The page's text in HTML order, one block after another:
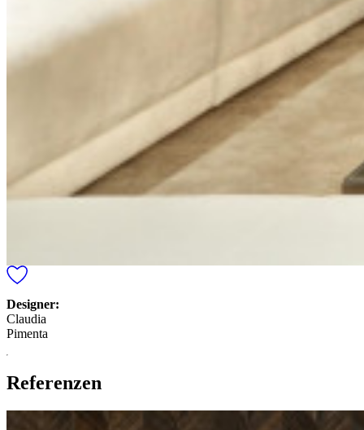
Designer:
Claudia
Pimenta
Referenzen